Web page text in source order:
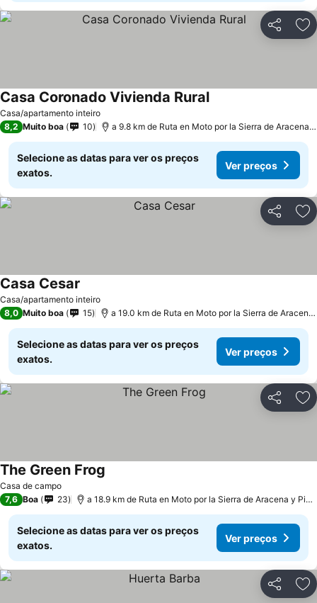
Partilhar
Casa/apartamento inteiro
Casa Coronado Vivienda RuralVer preços
8,2 Muito boa 10 a 9.8 km de Ruta en Moto por la Sierra de Aracena
Selecione as datas para ver os preços
exatos.
Ver preços
Partilhar
Casa/apartamento inteiro
Casa Cesar
8,0 Muito boa 15 a 19.0 km de Ruta en Moto por la Sierra de
Selecione as datas para ver os preços
exatos.
Ver preços
Partilhar
Casa de campo
The Green Frog
7,6 Boa 23 a 18.9 km de Ruta en Moto por la Sierra de Aracena y
Selecione as datas para ver os preços
exatos.
Ver preços
Partilhar